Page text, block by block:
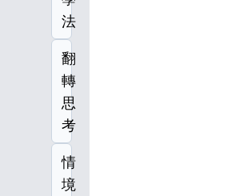
法
翻
轉
思
考
情
境